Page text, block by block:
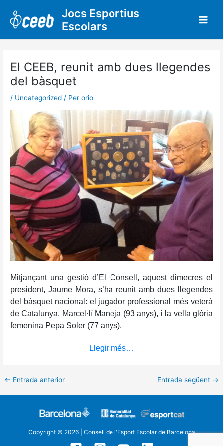
contingut
Jocs Esportius
Escolars
El CEEB, reunit amb dues llegendes
del bàsquet
/ Uncategorized / Per orio
Mitjançant una gestió d’El Consell, aquest dimecres el
president, Jaume Mora, s’ha reunit amb dues llegendes
del bàsquet nacional: el jugador professional més veterà
de Catalunya, Marcel·lí Maneja (93 anys), i la vella glòria
femenina Pepa Soler (77 anys).
Llegir més…
← Entrada anterior Entrada següent →
Copyright © 2026 | Consell de l'Esport Escolar de Barcelona